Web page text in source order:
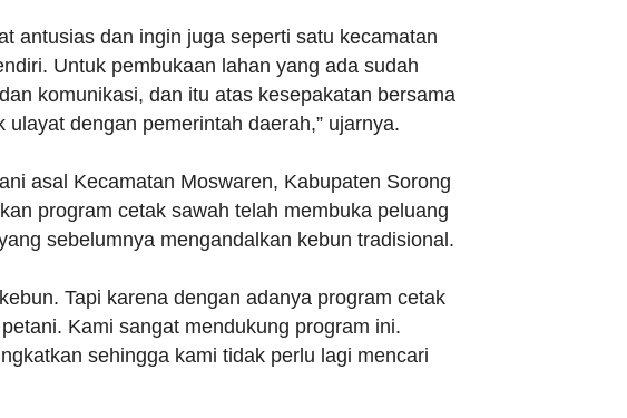
antusias dan ingin juga seperti satu kecamatan
Untuk pembukaan lahan yang ada sudah
komunikasi, dan itu atas kesepakatan bersama
dengan pemerintah daerah,” ujarnya.
asal Kecamatan Moswaren, Kabupaten Sorong
program cetak sawah telah membuka peluang
sebelumnya mengandalkan kebun tradisional.
Tapi karena dengan adanya program cetak
Kami sangat mendukung program ini.
sehingga kami tidak perlu lagi mencari